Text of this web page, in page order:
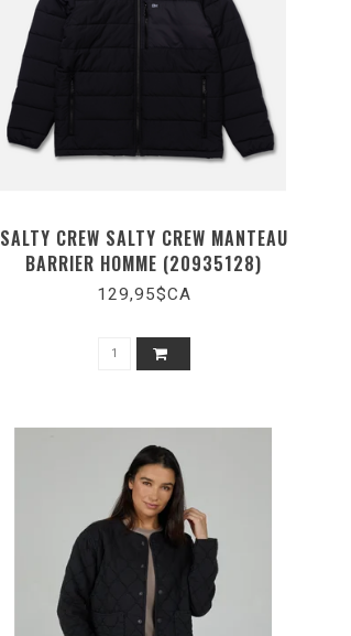
SALTY CREW SALTY CREW MANTEAU
BARRIER HOMME (20935128)
129,95$CA